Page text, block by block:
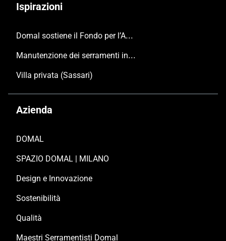
Ispirazioni
Domal sostiene il Fondo per l’Ambiente Italiano anche per le Giornate FAI di Primavera 2024
Manutenzione dei serramenti in alluminio
Villa privata (Sassari)
Azienda
DOMAL
SPAZIO DOMAL | MILANO
Design e Innovazione
Sostenibilità
Qualità
Maestri Serramentisti Domal